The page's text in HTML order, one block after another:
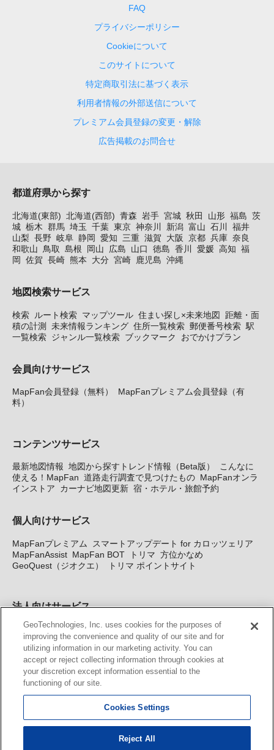
FAQ
プライバシーポリシー
Cookieについて
このサイトについて
特定商取引法に基づく表示
利用者情報の外部送信について
プレミアム会員登録の変更・解除
広告掲載のお問合せ
都道府県から探す
北海道(東部) 北海道(西部) 青森 岩手 宮城 秋田 山形 福島 茨
城 栃木 群馬 埼玉 千葉 東京 神奈川 新潟 富山 石川
福井
山梨 長野 岐阜 静岡 愛知 三重 滋賀 大阪 京都 兵庫 奈良
和歌山
鳥取 島根 岡山 広島 山口 徳島 香川 愛媛 高知 福
岡
佐賀 長崎 熊本 大分 宮崎 鹿児島 沖縄
地図検索サービス
検索 ルート検索 マップツール 住まい探し×未来地図
距離・面
積の計測 未来情報ランキング 住所一覧検索 郵便番号検索 駅
一覧検索 ジャンル一覧検索 ブックマーク おでかけプラン
会員向けサービス
MapFan会員登録（無料）
MapFanプレミアム会員登録（有
料）
コンテンツサービス
最新地図情報 地図から探すトレンド情報（Beta版）
こんなに
使える！MapFan 道路走行調査で見つけたもの MapFanオンラ
インストア
カーナビ地図更新 宿・ホテル・旅館予約
個人向けサービス
MapFanプレミアム
スマートアップデート for カロッツェリア
MapFanAssist MapFan BOT トリマ 方位かなめ
GeoQuest（ジオクエ）
トリマ ポイントサイト
法人向けサービス
法人向け地図・位置情報サービス WEBサイト・システム向け地
図API Windows PC向け地図開発キット MapFan DB 住所確認
サービス
MAP WORLD+ トリマ広告 Geo-Research
カーナビ地図更新サービス
MapFan スマートメンバーズ カロッツェリア地図割プラス
KENWOOD MapFan Club
GeoTechnologies, Inc. uses cookies for the purposes of
improving the convenience and quality of our site and for
utilizing information in our marketing activity. You can
accept or reject collecting information through cookies at
your discretion except information essential to the
functioning of our site.
Cookies Settings
Reject All